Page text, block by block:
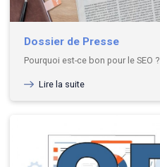
Dossier de Presse
Pourquoi est-ce bon pour le SEO ?
Lire la suite